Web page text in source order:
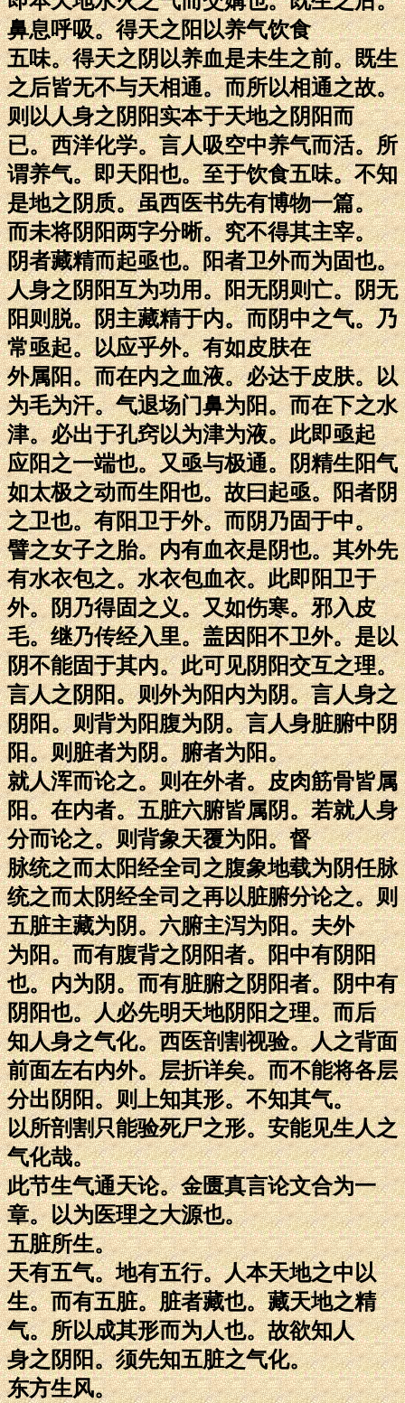
鼻息呼吸。得天之阳以养气饮食
五味。得天之阴以养血是未生之前。既生
之后皆无不与天相通。而所以相通之故。
则以人身之阴阳实本于天地之阴阳而
已。西洋化学。言人吸空中养气而活。所
谓养气。即天阳也。至于饮食五味。不知
是地之阴质。虽西医书先有博物一篇。
而未将阴阳两字分晰。究不得其主宰。
阴者藏精而起亟也。阳者卫外而为固也。
人身之阴阳互为功用。阳无阴则亡。阴无
阳则脱。阴主藏精于内。而阴中之气。乃
常亟起。以应乎外。有如皮肤在
外属阳。而在内之血液。必达于皮肤。以
为毛为汗。气退场门鼻为阳。而在下之水
津。必出于孔窍以为津为液。此即亟起
应阳之一端也。又亟与极通。阴精生阳气
如太极之动而生阳也。故曰起亟。阳者阴
之卫也。有阳卫于外。而阴乃固于中。
譬之女子之胎。内有血衣是阴也。其外先
有水衣包之。水衣包血衣。此即阳卫于
外。阴乃得固之义。又如伤寒。邪入皮
毛。继乃传经入里。盖因阳不卫外。是以
阴不能固于其内。此可见阴阳交互之理。
言人之阴阳。则外为阳内为阴。言人身之
阴阳。则背为阳腹为阴。言人身脏腑中阴
阳。则脏者为阴。腑者为阳。
就人浑而论之。则在外者。皮肉筋骨皆属
阳。在内者。五脏六腑皆属阴。若就人身
分而论之。则背象天覆为阳。督
脉统之而太阳经全司之腹象地载为阴任脉
统之而太阴经全司之再以脏腑分论之。则
五脏主藏为阴。六腑主泻为阳。夫外
为阳。而有腹背之阴阳者。阳中有阴阳
也。内为阴。而有脏腑之阴阳者。阴中有
阴阳也。人必先明天地阴阳之理。而后
知人身之气化。西医剖割视验。人之背面
前面左右内外。层折详矣。而不能将各层
分出阴阳。则上知其形。不知其气。
以所剖割只能验死尸之形。安能见生人之
气化哉。
此节生气通天论。金匮真言论文合为一
章。以为医理之大源也。
五脏所生。
天有五气。地有五行。人本天地之中以
生。而有五脏。脏者藏也。藏天地之精
气。所以成其形而为人也。故欲知人
身之阴阳。须先知五脏之气化。
东方生风。